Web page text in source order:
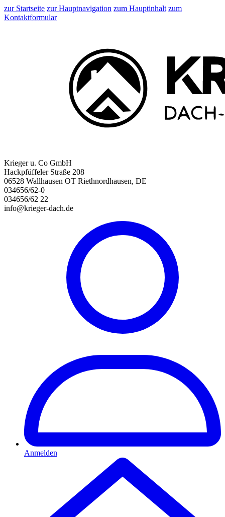
zur Startseite zur Hauptnavigation zum Hauptinhalt zum
Kontaktformular
Krieger u. Co GmbH
Hackpfüffeler Straße 208
06528 Wallhausen OT Riethnordhausen, DE
034656/62-0
034656/62 22
info@krieger-dach.de
Anmelden